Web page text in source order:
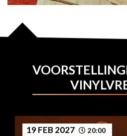
19 FEB 2027 20:00